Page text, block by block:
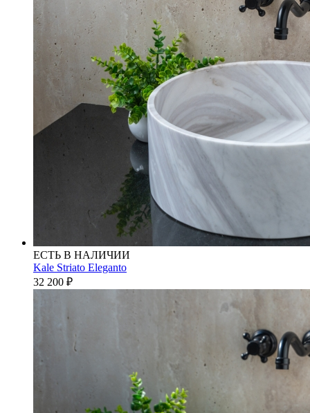
ЕСТЬ В НАЛИЧИИ
Kale Striato Eleganto
32 200 ₽